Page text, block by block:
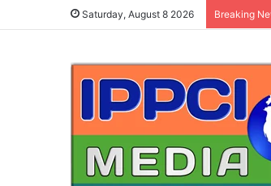
Saturday, August 8 2026 Breaking